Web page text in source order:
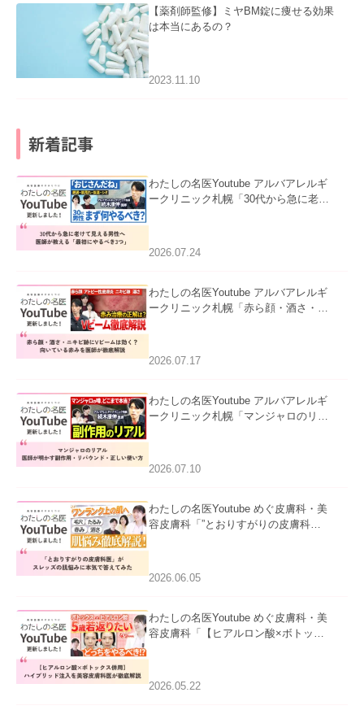
【薬剤師監修】ミヤBM錠に痩せる効果
は本当にあるの？
2023.11.10
新着記事
わたしの名医Youtube アルバアレルギ
ークリニック札幌「30代から急に老け
た。
2026.07.24
わたしの名医Youtube アルバアレルギ
ークリニック札幌「赤ら顔・酒さ・ニ
ました。
2026.07.17
わたしの名医Youtube アルバアレルギ
ークリニック札幌「マンジャロのリア
た。
2026.07.10
わたしの名医Youtube めぐ皮膚科・美
容皮膚科「”とおりすがりの皮膚科
2026.06.05
わたしの名医Youtube めぐ皮膚科・美
容皮膚科「【ヒアルロン酸×ボトック
た。
2026.05.22